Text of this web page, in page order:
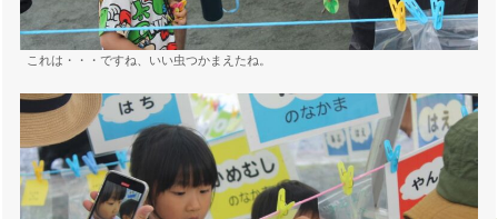
これは・・・ですね、いい虫つかまえたね。